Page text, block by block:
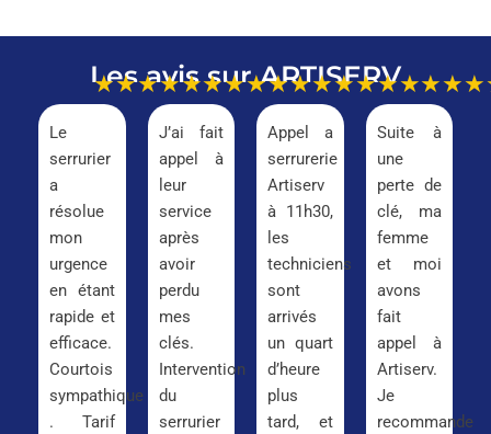
Les avis sur ARTISERV
★★★★★
Le
serrurier
a
résolue
mon
urgence
en étant
rapide et
efficace.
Courtois
sympathique
. Tarif
★★★★★
J’ai fait
appel à
leur
service
après
avoir
perdu
mes
clés.
Intervention
du
serrurier
★★★★★
Appel a
serrurerie
Artiserv
à 11h30,
les
techniciens
sont
arrivés
un quart
d’heure
plus
tard, et
Suite à
une
perte de
clé, ma
femme
et moi
avons
fait
appel à
Artiserv.
Je
recommande